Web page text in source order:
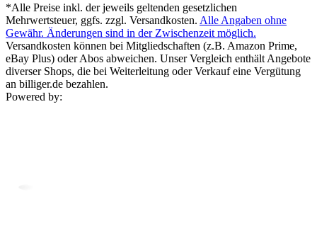
*Alle Preise inkl. der jeweils geltenden gesetzlichen
Mehrwertsteuer, ggfs. zzgl. Versandkosten. Alle Angaben ohne
Gewähr. Änderungen sind in der Zwischenzeit möglich.
Versandkosten können bei Mitgliedschaften (z.B. Amazon Prime,
eBay Plus) oder Abos abweichen. Unser Vergleich enthält Angebote
diverser Shops, die bei Weiterleitung oder Verkauf eine Vergütung
an billiger.de bezahlen.
Powered by: